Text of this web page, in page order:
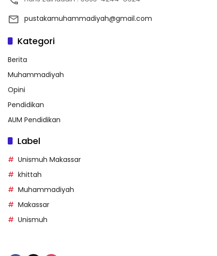
pustakamuhammadiyah@gmail.com
Kategori
Berita
Muhammadiyah
Opini
Pendidikan
AUM Pendidikan
Label
Unismuh Makassar
khittah
Muhammadiyah
Makassar
Unismuh